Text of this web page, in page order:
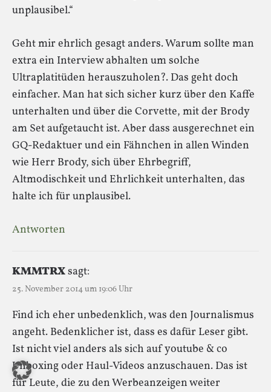
unplausibel.“
Geht mir ehrlich gesagt anders. Warum sollte man
extra ein Interview abhalten um solche
Ultraplatitüden herauszuholen?. Das geht doch
einfacher. Man hat sich sicher kurz über den Kaffe
unterhalten und über die Corvette, mit der Brody
am Set aufgetaucht ist. Aber dass ausgerechnet ein
GQ-Redaktuer und ein Fähnchen in allen Winden
wie Herr Brody, sich über Ehrbegriff,
Altmodischkeit und Ehrlichkeit unterhalten, das
halte ich für unplausibel.
Antworten
KMMTRXsagt:
25. November 2014 um 19:06 Uhr
Find ich eher unbedenklich, was den Journalismus
angeht. Bedenklicher ist, dass es dafür Leser gibt.
Ist nicht viel anders als sich auf youtube & co
Unboxing oder Haul-Videos anzuschauen. Das ist
für Leute, die zu den Werbeanzeigen weiter